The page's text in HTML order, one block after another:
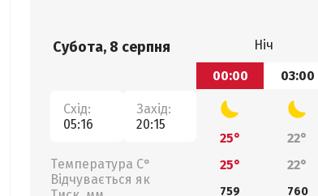
Субота, 8 серпня
Схід:
05:16
Захід:
20:15
Температура С°
Відчувається як
Ніч
00:00
03:00
25° 22°
25°
22°
759 760